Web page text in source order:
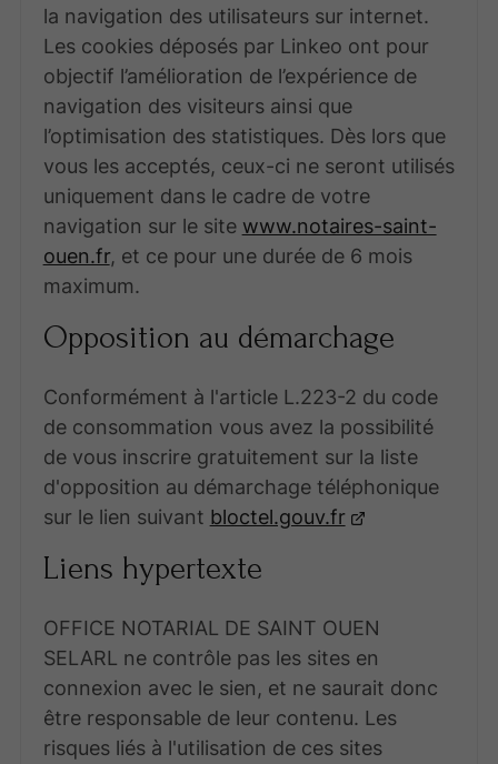
la navigation des utilisateurs sur internet.
Les cookies déposés par Linkeo ont pour
objectif l’amélioration de l’expérience de
navigation des visiteurs ainsi que
l’optimisation des statistiques. Dès lors que
vous les acceptés, ceux-ci ne seront utilisés
uniquement dans le cadre de votre
navigation sur le site www.notaires-saint-
ouen.fr, et ce pour une durée de 6 mois
maximum.
Opposition au démarchage
Conformément à l'article L.223-2 du code
de consommation vous avez la possibilité
de vous inscrire gratuitement sur la liste
d'opposition au démarchage téléphonique
sur le lien suivant bloctel.gouv.fr
Liens hypertexte
OFFICE NOTARIAL DE SAINT OUEN
SELARL ne contrôle pas les sites en
connexion avec le sien, et ne saurait donc
être responsable de leur contenu. Les
risques liés à l'utilisation de ces sites